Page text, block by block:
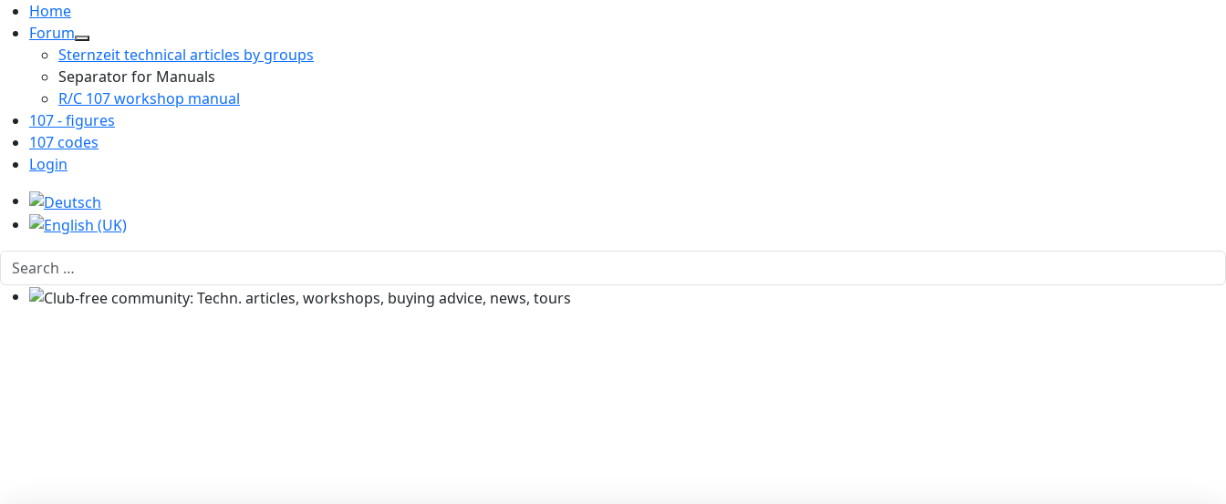
Home
Forum
Sternzeit technical articles by groups
Separator for Manuals
R/C 107 workshop manual
107 - figures
107 codes
Login
Select your language
Search